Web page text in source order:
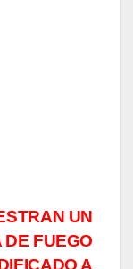
UN
DE FUEGO
A